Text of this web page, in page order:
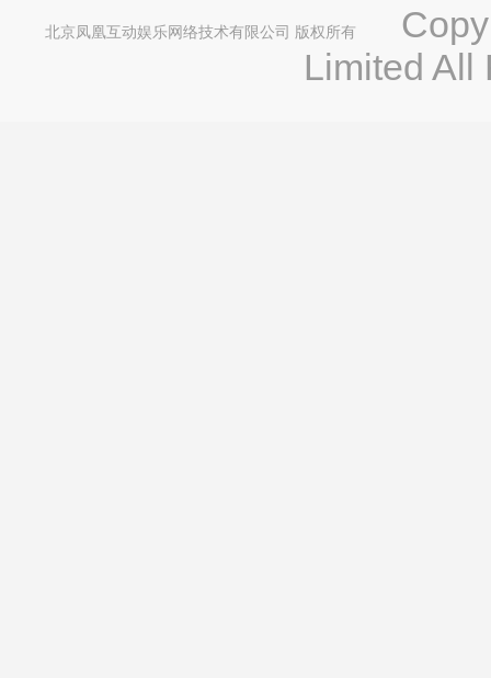
北京凤凰互动娱乐网络技术有限公司 版权所有
Limited All